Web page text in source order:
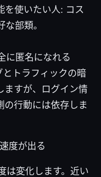
を使いたい人: コス
な部類。
に匿名になれる
とトラフィックの暗
ますが、ログイン情
の行動には依存しま
度が出る
は変化します。近い